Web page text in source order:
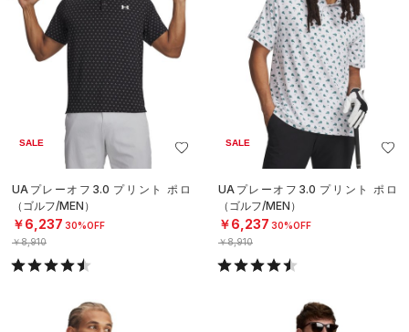
SALE
UAプレーオフ3.0 プリント ポロ
（ゴルフ/MEN）
￥6,237 30%OFF
￥8,910
SALE
UAプレーオフ3.0 プリント ポロ
（ゴルフ/MEN）
￥6,237 30%OFF
￥8,910